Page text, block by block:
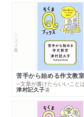
シリーズ・全集
苦手から始める作文教室
─文章が書けたらいいこと
津村記久子著